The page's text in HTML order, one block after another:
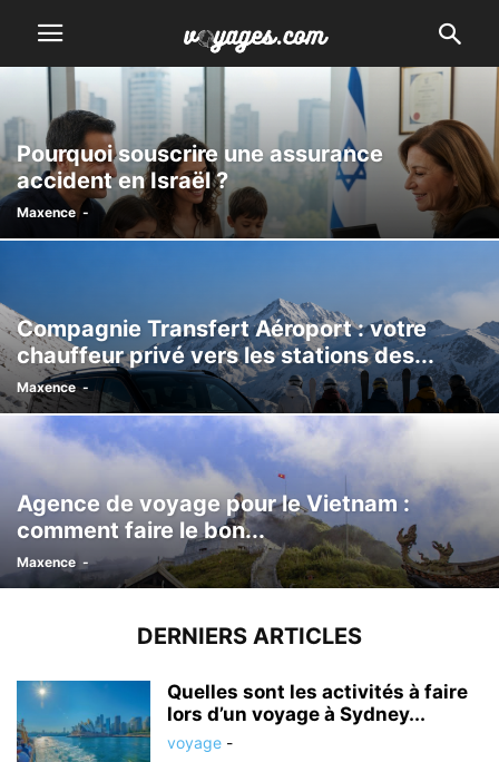
Pourquoi souscrire une assurance
accident en Israël ?
Maxence -
Compagnie Transfert Aéroport : votre
chauffeur privé vers les stations des...
Maxence -
Agence de voyage pour le Vietnam :
comment faire le bon...
Maxence -
DERNIERS ARTICLES
Quelles sont les activités à faire
lors d’un voyage à Sydney...
voyage -